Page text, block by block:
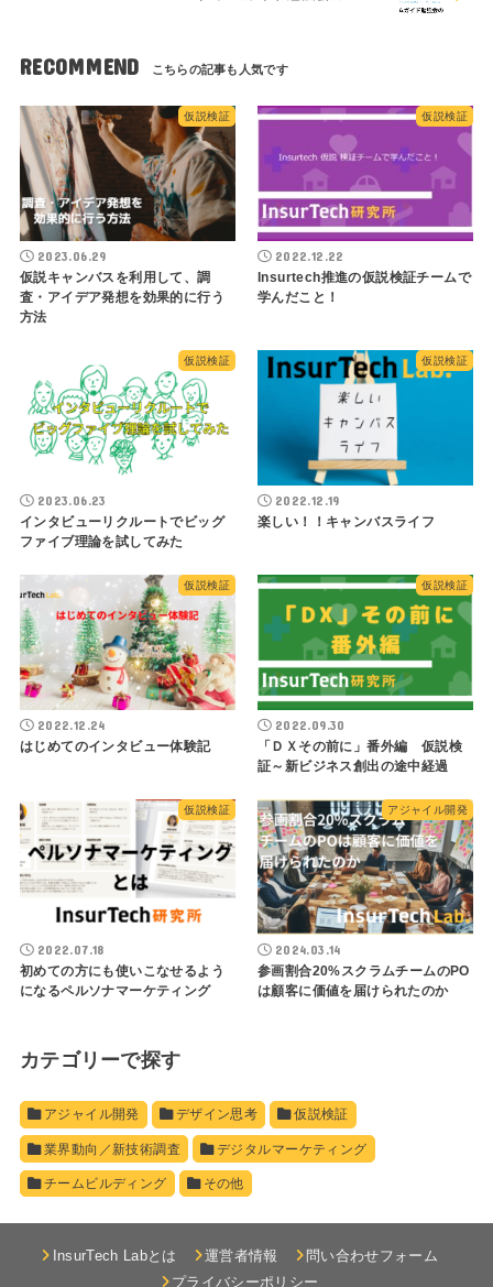
RECOMMEND
仮説検証
2023.06.29
仮説キャンバスを利用して、調
査・アイデア発想を効果的に行う
方法
仮説検証
2022.12.22
Insurtech推進の仮説検証チームで
学んだこと！
仮説検証
2023.06.23
インタビューリクルートでビッグ
ファイブ理論を試してみた
仮説検証
2022.12.19
楽しい！！キャンバスライフ
仮説検証
2022.12.24
はじめてのインタビュー体験記
仮説検証
2022.09.30
「ＤＸその前に」番外編 仮説検
証～新ビジネス創出の途中経過
仮説検証
2022.07.18
初めての方にも使いこなせるよう
になるペルソナマーケティング
アジャイル開発
2024.03.14
参画割合20%スクラムチームのPO
は顧客に価値を届けられたのか
カテゴリーで探す
アジャイル開発 デザイン思考 仮説検証
業界動向／新技術調査 デジタルマーケティング
チームビルディング その他
InsurTech Labとは 運営者情報
問い合わせフォーム
プライバシーポリシー